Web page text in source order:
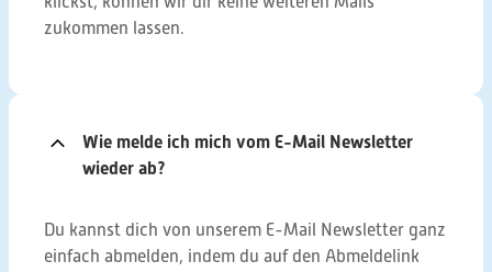
zukommen lassen.
Wie melde ich mich vom E-Mail Newsletter
wieder ab?
Du kannst dich von unserem E-Mail Newsletter ganz
einfach abmelden, indem du auf den Abmeldelink